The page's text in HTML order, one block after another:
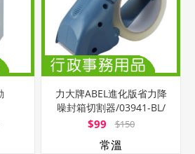
白
力大牌ABEL進化版省力降
噪封箱切割器/03941-BL/
藍色/2
$99 $150
常溫